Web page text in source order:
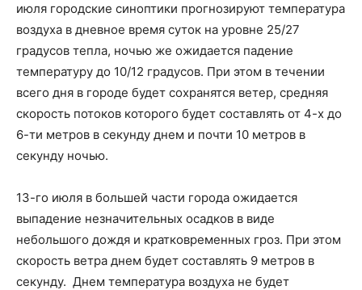
июля городские синоптики прогнозируют температура
воздуха в дневное время суток на уровне 25/27
градусов тепла, ночью же ожидается падение
температуру до 10/12 градусов. При этом в течении
всего дня в городе будет сохранятся ветер, средняя
скорость потоков которого будет составлять от 4-х до
6-ти метров в секунду днем и почти 10 метров в
секунду ночью.
13-го июля в большей части города ожидается
выпадение незначительных осадков в виде
небольшого дождя и кратковременных гроз. При этом
скорость ветра днем будет составлять 9 метров в
секунду. Днем температура воздуха не будет